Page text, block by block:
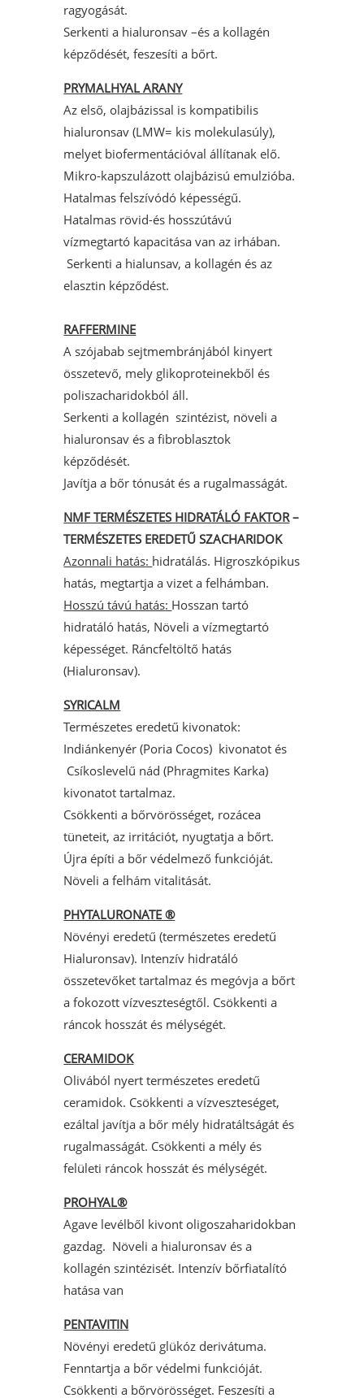
ragyogását.
Serkenti a hialuronsav –és a kollagén
képződését, feszesíti a bőrt.
PRYMALHYAL ARANY
Az első, olajbázissal is kompatibilis
hialuronsav (LMW= kis molekulasúly),
melyet biofermentációval állítanak elő.
Mikro-kapszulázott olajbázisú emulzióba.
Hatalmas felszívódó képességű.
Hatalmas rövid-és hosszútávú
vízmegtartó kapacitása van az irhában.
Serkenti a hialunsav, a kollagén és az
elasztin képződést.
RAFFERMINE
A szójabab sejtmembránjából kinyert
összetevő, mely glikoproteinekből és
poliszacharidokból áll.
Serkenti a kollagén szintézist, növeli a
hialuronsav és a fibroblasztok
képződését.
Javítja a bőr tónusát és a rugalmasságát.
NMF TERMÉSZETES HIDRATÁLÓ FAKTOR –
TERMÉSZETES EREDETŰ SZACHARIDOK
Azonnali hatás: hidratálás. Higroszkópikus
hatás, megtartja a vizet a felhámban.
Hosszú távú hatás: Hosszan tartó
hidratáló hatás, Növeli a vízmegtartó
képességet. Ráncfeltöltő hatás
(Hialuronsav).
SYRICALM
Természetes eredetű kivonatok:
Indiánkenyér (Poria Cocos) kivonatot és
Csíkoslevelű nád (Phragmites Karka)
kivonatot tartalmaz.
Csökkenti a bőrvörösséget, rozácea
tüneteit, az irritációt, nyugtatja a bőrt.
Újra építi a bőr védelmező funkcióját.
Növeli a felhám vitalitását.
PHYTALURONATE ®
Növényi eredetű (természetes eredetű
Hialuronsav). Intenzív hidratáló
összetevőket tartalmaz és megóvja a bőrt
a fokozott vízveszteségtől. Csökkenti a
ráncok hosszát és mélységét.
CERAMIDOK
Olivából nyert természetes eredetű
ceramidok. Csökkenti a vízveszteséget,
ezáltal javítja a bőr mély hidratáltságát és
rugalmasságát. Csökkenti a mély és
felületi ráncok hosszát és mélységét.
PROHYAL®
Agave levélből kivont oligoszaharidokban
gazdag. Növeli a hialuronsav és a
kollagén szintézisét. Intenzív bőrfiatalító
hatása van
PENTAVITIN
Növényi eredetű glükóz derivátuma.
Fenntartja a bőr védelmi funkcióját.
Csökkenti a bőrvörösséget. Feszesíti a